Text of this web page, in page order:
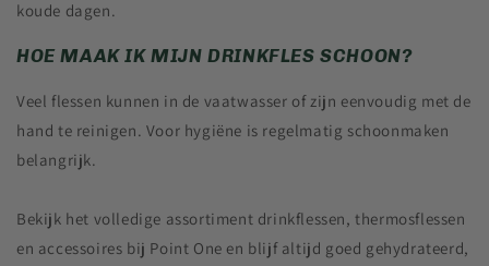
koude dagen.
HOE MAAK IK MIJN DRINKFLES SCHOON?
Veel flessen kunnen in de vaatwasser of zijn eenvoudig met de
hand te reinigen. Voor hygiëne is regelmatig schoonmaken
belangrijk.
Bekijk het volledige assortiment drinkflessen, thermosflessen
en accessoires bij Point One en blijf altijd goed gehydrateerd,